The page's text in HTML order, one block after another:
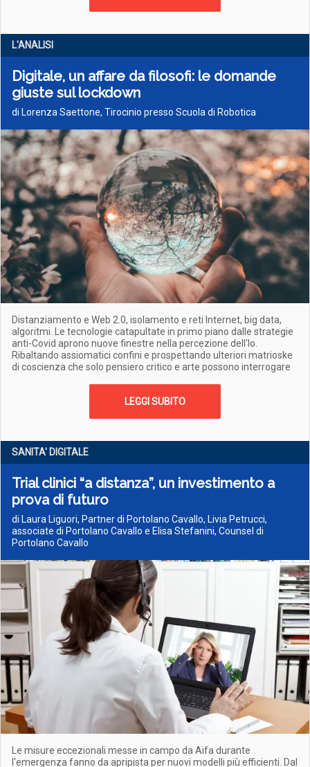
L'ANALISI
Digitale, un affare da filosofi: le domande
giuste sul lockdown
di Lorenza Saettone, Tirocinio presso Scuola di Robotica
Distanziamento e Web 2.0, isolamento e reti Internet, big data,
algoritmi. Le tecnologie catapultate in primo piano dalle strategie
anti-Covid aprono nuove finestre nella percezione dell'Io.
Ribaltando assiomatici confini e prospettando ulteriori matrioske
di coscienza che solo pensiero critico e arte possono interrogare
LEGGI SUBITO
SANITA' DIGITALE
Trial clinici “a distanza”, un investimento a
prova di futuro
di Laura Liguori, Partner di Portolano Cavallo, Livia Petrucci,
associate di Portolano Cavallo e Elisa Stefanini, Counsel di
Portolano Cavallo
Le misure eccezionali messe in campo da Aifa durante
l'emergenza fanno da apripista per nuovi modelli più efficienti. Dal